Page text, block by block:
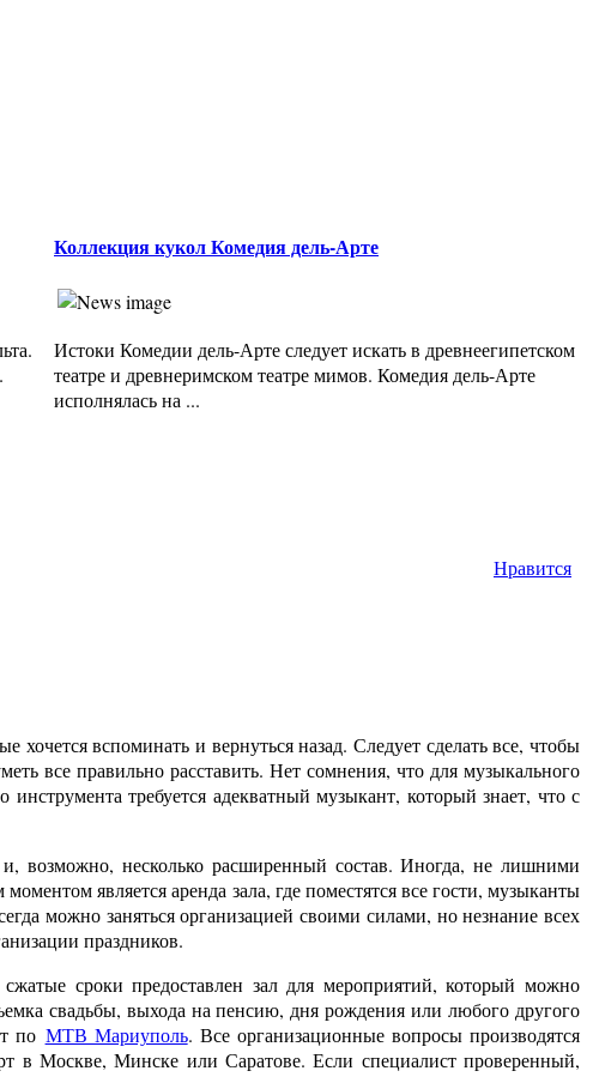
Коллекция кукол Комедия дель-Арте
Истоки Комедии дель-Арте следует искать в древнеегипетском
театре и древнеримском театре мимов. Комедия дель-Арте
исполнялась на ...
Нравится
вспоминать и вернуться назад. Следует сделать все, чтобы
все правильно расставить. Нет сомнения, что для музыкального
требуется адекватный музыкант, который знает, что с
возможно, несколько расширенный состав. Иногда, не лишними
является аренда зала, где поместятся все гости, музыканты
можно заняться организацией своими силами, но незнание всех
праздников.
сроки предоставлен зал для мероприятий, который можно
свадьбы, выхода на пенсию, дня рождения или любого другого
по МТВ Мариуполь. Все организационные вопросы производятся
в Москве, Минске или Саратове. Если специалист проверенный,